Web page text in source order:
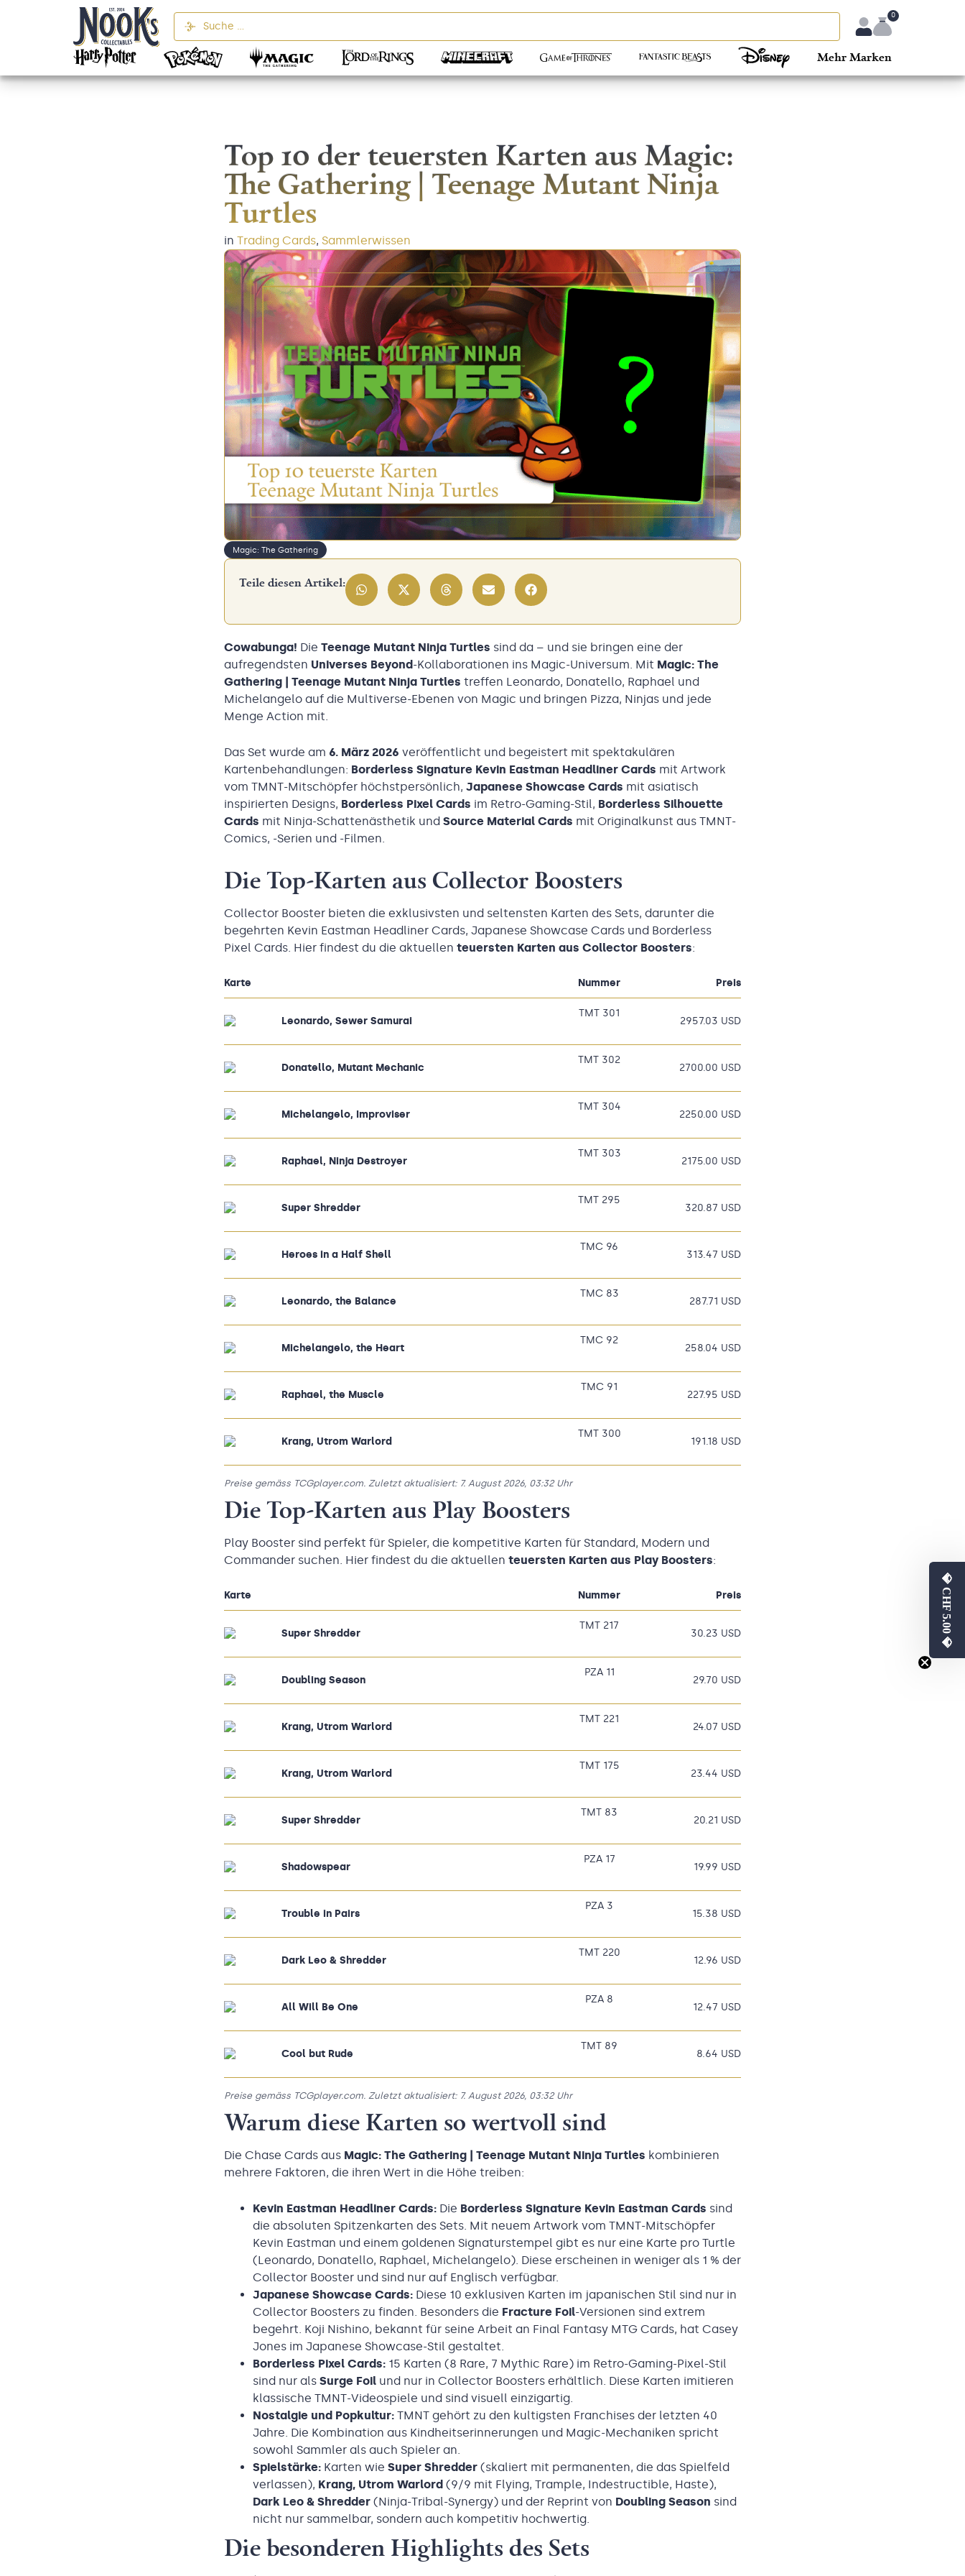
0
Mehr Marken
Top 10 der teuersten Karten aus Magic:
The Gathering | Teenage Mutant Ninja
Turtles
in Trading Cards, Sammlerwissen
Magic: The Gathering
Teile diesen Artikel:
Cowabunga! Die Teenage Mutant Ninja Turtles sind da – und sie bringen eine der
aufregendsten Universes Beyond -Kollaborationen ins Magic-Universum. Mit Magic: The
Gathering | Teenage Mutant Ninja Turtles treffen Leonardo, Donatello, Raphael und
Michelangelo auf die Multiverse-Ebenen von Magic und bringen Pizza, Ninjas und jede
Menge Action mit.
Das Set wurde am 6. März 2026 veröffentlicht und begeistert mit spektakulären
Kartenbehandlungen: Borderless Signature Kevin Eastman Headliner Cards mit Artwork
vom TMNT-Mitschöpfer höchstpersönlich, Japanese Showcase Cards mit asiatisch
inspirierten Designs, Borderless Pixel Cards im Retro-Gaming-Stil, Borderless Silhouette
Cards mit Ninja-Schattenästhetik und Source Material Cards mit Originalkunst aus TMNT-
Comics, -Serien und -Filmen.
Die Top-Karten aus Collector Boosters
Collector Booster bieten die exklusivsten und seltensten Karten des Sets, darunter die
begehrten Kevin Eastman Headliner Cards, Japanese Showcase Cards und Borderless
Pixel Cards. Hier findest du die aktuellen teuersten Karten aus Collector Boosters:
Karte Nummer Preis
Leonardo, Sewer Samurai
TMT 301
2957.03 USD
Donatello, Mutant Mechanic
TMT 302
2700.00 USD
Michelangelo, Improviser
TMT 304
2250.00 USD
Raphael, Ninja Destroyer
TMT 303
2175.00 USD
Super Shredder
TMT 295
320.87 USD
Heroes in a Half Shell
TMC 96
313.47 USD
Leonardo, the Balance
TMC 83
287.71 USD
Michelangelo, the Heart
TMC 92
258.04 USD
Raphael, the Muscle
TMC 91
227.95 USD
Krang, Utrom Warlord
TMT 300
191.18 USD
Preise gemäss TCGplayer.com. Zuletzt aktualisiert: 7. August 2026, 03:32 Uhr
Die Top-Karten aus Play Boosters
Play Booster sind perfekt für Spieler, die kompetitive Karten für Standard, Modern und
Commander suchen. Hier findest du die aktuellen teuersten Karten aus Play Boosters:
Karte Nummer Preis
Super Shredder
TMT 217
30.23 USD
Doubling Season
PZA 11
29.70 USD
Krang, Utrom Warlord
TMT 221
24.07 USD
Krang, Utrom Warlord
TMT 175
23.44 USD
Super Shredder
TMT 83
20.21 USD
Shadowspear
PZA 17
19.99 USD
Trouble in Pairs
PZA 3
15.38 USD
Dark Leo & Shredder
TMT 220
12.96 USD
All Will Be One
PZA 8
12.47 USD
Cool but Rude
TMT 89
8.64 USD
Preise gemäss TCGplayer.com. Zuletzt aktualisiert: 7. August 2026, 03:32 Uhr
Warum diese Karten so wertvoll sind
Die Chase Cards aus Magic: The Gathering | Teenage Mutant Ninja Turtles kombinieren
mehrere Faktoren, die ihren Wert in die Höhe treiben:
Kevin Eastman Headliner Cards: Die Borderless Signature Kevin Eastman Cards sind
die absoluten Spitzenkarten des Sets. Mit neuem Artwork vom TMNT-Mitschöpfer
Kevin Eastman und einem goldenen Signaturstempel gibt es nur eine Karte pro Turtle
(Leonardo, Donatello, Raphael, Michelangelo). Diese erscheinen in weniger als 1 % der
Collector Booster und sind nur auf Englisch verfügbar.
Japanese Showcase Cards: Diese 10 exklusiven Karten im japanischen Stil sind nur in
Collector Boosters zu finden. Besonders die Fracture Foil-Versionen sind extrem
begehrt. Koji Nishino, bekannt für seine Arbeit an Final Fantasy MTG Cards, hat Casey
Jones im Japanese Showcase-Stil gestaltet.
Borderless Pixel Cards: 15 Karten (8 Rare, 7 Mythic Rare) im Retro-Gaming-Pixel-Stil
sind nur als Surge Foil und nur in Collector Boosters erhältlich. Diese Karten imitieren
klassische TMNT-Videospiele und sind visuell einzigartig.
Nostalgie und Popkultur: TMNT gehört zu den kultigsten Franchises der letzten 40
Jahre. Die Kombination aus Kindheitserinnerungen und Magic-Mechaniken spricht
sowohl Sammler als auch Spieler an.
Spielstärke: Karten wie Super Shredder (skaliert mit permanenten, die das Spielfeld
verlassen), Krang, Utrom Warlord (9/9 mit Flying, Trample, Indestructible, Haste),
Dark Leo & Shredder (Ninja-Tribal-Synergy) und der Reprint von Doubling Season sind
nicht nur sammelbar, sondern auch kompetitiv hochwertig.
Die besonderen Highlights des Sets
💎 CHF 5.00 💎